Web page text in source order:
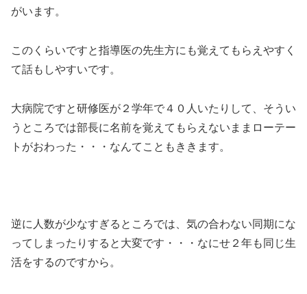
がいます。
このくらいですと指導医の先生方にも覚えてもらえやすく
て話もしやすいです。
大病院ですと研修医が２学年で４０人いたりして、そうい
うところでは部長に名前を覚えてもらえないままローテー
トがおわった・・・なんてこともききます。
逆に人数が少なすぎるところでは、気の合わない同期にな
ってしまったりすると大変です・・・なにせ２年も同じ生
活をするのですから。